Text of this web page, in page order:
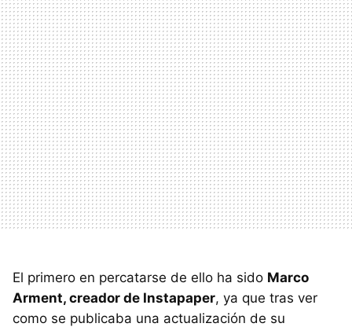
El primero en percatarse de ello ha sido Marco
Arment, creador de Instapaper, ya que tras ver
como se publicaba una actualización de su